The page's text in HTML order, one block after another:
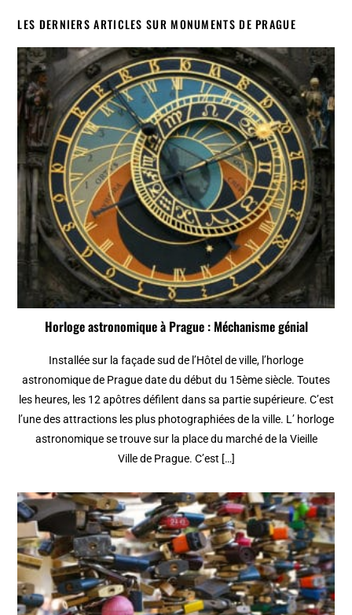
LES DERNIERS ARTICLES SUR MONUMENTS DE PRAGUE
Horloge astronomique à Prague : Méchanisme génial
Installée sur la façade sud de l’Hôtel de ville, l’horloge
astronomique de Prague date du début du 15ème siècle. Toutes
les heures, les 12 apôtres défilent dans sa partie supérieure. C’est
l’une des attractions les plus photographiées de la ville. L’ horloge
astronomique se trouve sur la place du marché de la Vieille
Ville de Prague. C’est […]